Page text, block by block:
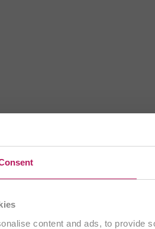
content and ads, to provide